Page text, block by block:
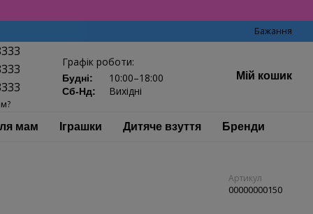
Бажання
Графік роботи:
Будні: 10:00–18:00
Сб-Нд: Вихідні
Мій кошик
мам Іграшки Дитяче взуття Бренди
Артикул
00000000150